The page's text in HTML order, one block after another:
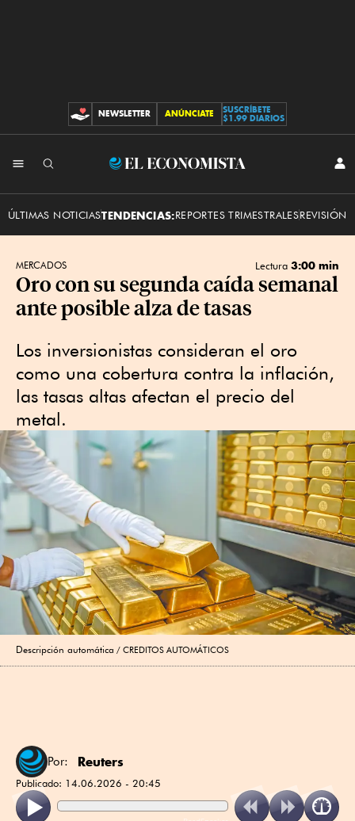
CONTRIBUCIONES
NEWSLETTER ANÚNCIATE
SUSCRÍBETE
$1.99 DIARIOS
El
ÚLTIMAS NOTICIASTENDENCIAS:REPORTES TRIMESTRALESREVISIÓN
MERCADOS Lectura 3:00 min
Oro con su segunda caída semanal
ante posible alza de tasas
Los inversionistas ​consideran el oro
como una cobertura contra la inflación,
las tasas altas afectan el precio del
metal.
Descripción automática CREDITOS AUTOMÁTICOS
Por: Reuters
Publicado: 14.06.2026 - 20:45